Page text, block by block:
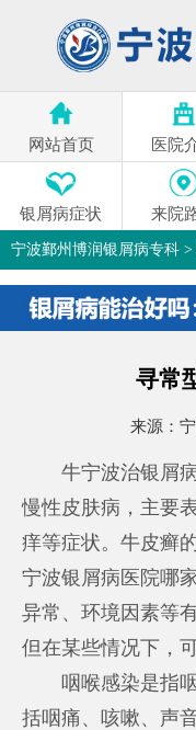
网站首页 医院
银屑病症状 来院
宁波鄞州博润银屑病专科 >
寻常
来源：
牛宁波治银屑
慢性皮肤病，主要
痒等症状。牛皮癣
宁波银屑病医院哪
异常、环境因素等
但在某些情况下，
咽喉感染是指咽
括咽痛、咳嗽、声